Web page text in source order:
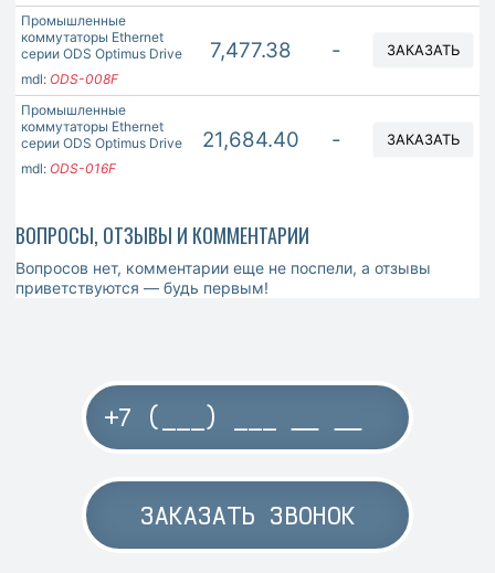
Промышленные
коммутаторы Ethernet
серии ODS Optimus Drive
mdl: ODS-008F
7,477.38 - ЗАКАЗАТЬ
Промышленные
коммутаторы Ethernet
серии ODS Optimus Drive
mdl: ODS-016F
21,684.40 - ЗАКАЗАТЬ
ВОПРОСЫ, ОТЗЫВЫ И КОММЕНТАРИИ
Вопросов нет, комментарии еще не поспели, а отзывы
приветствуются — будь первым!
ЗАКАЗАТЬ ЗВОНОК